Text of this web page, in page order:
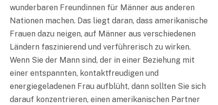
wunderbaren Freundinnen für Männer aus anderen
Nationen machen. Das liegt daran, dass amerikanische
Frauen dazu neigen, auf Männer aus verschiedenen
Ländern faszinierend und verführerisch zu wirken.
Wenn Sie der Mann sind, der in einer Beziehung mit
einer entspannten, kontaktfreudigen und
energiegeladenen Frau aufblüht, dann sollten Sie sich
darauf konzentrieren, einen amerikanischen Partner